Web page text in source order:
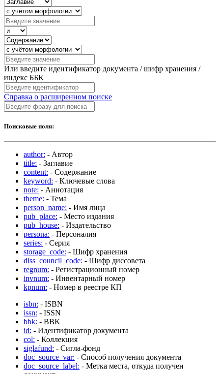
Или введите идентификатор документа / шифр хранения /
индекс ББК
Справка о расширенном поиске
Поисковые поля:
author: - Автор
title: - Заглавие
content: - Содержание
keyword: - Ключевые слова
note: - Аннотация
theme: - Тема
person_name: - Имя лица
pub_place: - Место издания
pub_house: - Издательство
persona: - Персоналия
series: - Серия
storage_code: - Шифр хранения
diss_council_code: - Шифр диссовета
regnum: - Регистрационный номер
invnum: - Инвентарный номер
kpnum: - Номер в реестре КП
isbn: - ISBN
issn: - ISSN
bbk: - BBK
id: - Идентификатор документа
col: - Коллекция
siglafund: - Сигла-фонд
doc_source_var: - Способ получения документа
doc_source_label: - Метка места, откуда получен